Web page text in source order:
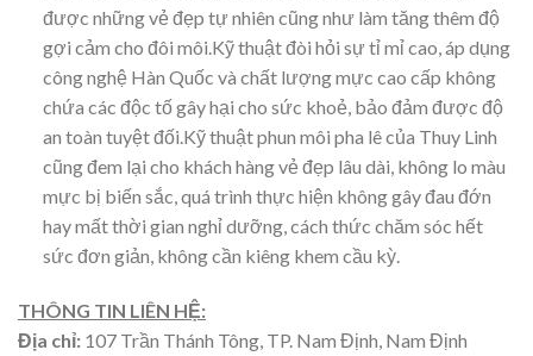
được những vẻ đẹp tự nhiên cũng như làm tăng thêm độ
gợi cảm cho đôi môi.Kỹ thuật đòi hỏi sự tỉ mỉ cao, áp dụng
công nghệ Hàn Quốc và chất lượng mực cao cấp không
chứa các độc tố gây hại cho sức khoẻ, bảo đảm được độ
an toàn tuyệt đối.Kỹ thuật phun môi pha lê của Thuy Linh
cũng đem lại cho khách hàng vẻ đẹp lâu dài, không lo màu
mực bị biến sắc, quá trình thực hiện không gây đau đớn
hay mất thời gian nghỉ dưỡng, cách thức chăm sóc hết
sức đơn giản, không cần kiêng khem cầu kỳ.
THÔNG TIN LIÊN HỆ:
Địa chỉ: 107 Trần Thánh Tông, TP. Nam Định, Nam Định